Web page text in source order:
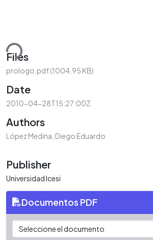
Files
prologo.pdf(1004.95 KB)
Date
2010-04-28T15:27:00Z
Authors
López Medina, Diego Eduardo
Publisher
Universidad Icesi
Documentos PDF